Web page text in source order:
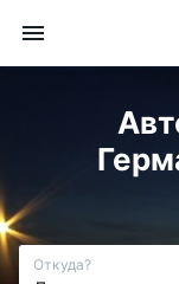
Откуда?